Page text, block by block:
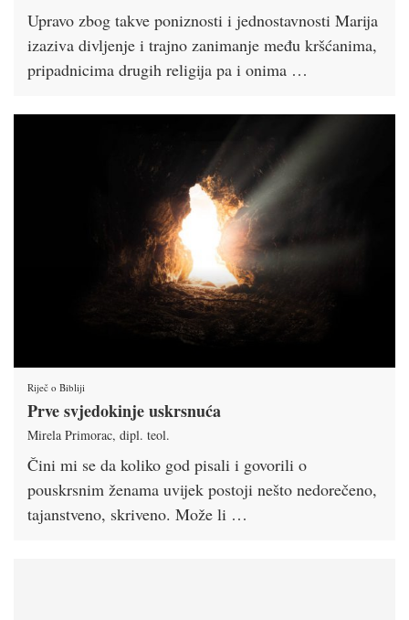
Upravo zbog takve poniznosti i jednostavnosti Marija
izaziva divljenje i trajno zanimanje među krš­ćanima,
pripadnicima drugih religija pa i onima …
Riječ o Bibliji
Prve svjedokinje uskrsnuća
Mirela Primorac, dipl. teol.
Čini mi se da koliko god pisali i govorili o
pouskrsnim ženama uvijek postoji nešto nedorečeno,
tajanstveno, skriveno. Može li …